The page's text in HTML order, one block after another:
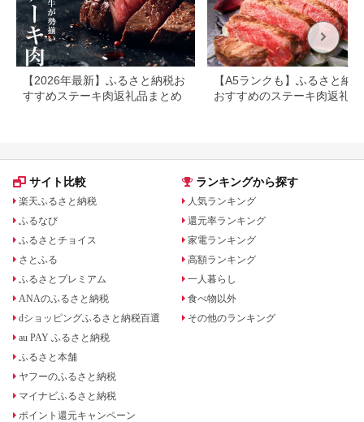
【2026年最新】ふるさと納税お
すすめステーキ肉返礼品まとめ
【A5ランクも】ふるさと納
おすすめのステーキ肉返礼品
サイト比較
楽天ふるさと納税
ふるなび
ふるさとチョイス
さとふる
ふるさとプレミアム
ANAのふるさと納税
dショッピングふるさと納税百選
au PAY ふるさと納税
ふるさと本舗
ヤフーのふるさと納税
マイナビふるさと納税
ポイント還元キャンペーン
ランキングから探す
人気ランキング
還元率ランキング
家電ランキング
高額ランキング
一人暮らし
食べ物以外
その他のランキング